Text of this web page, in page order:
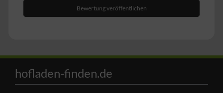
hofladen-finden.de